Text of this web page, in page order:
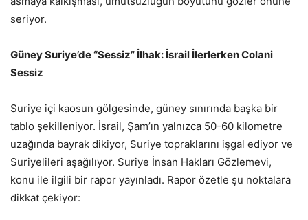
seriyor.
Güney Suriye’de “Sessiz” İlhak: İsrail İlerlerken Colani
Sessiz
Suriye içi kaosun gölgesinde, güney sınırında başka bir
tablo şekilleniyor. İsrail, Şam’ın yalnızca 50-60 kilometre
uzağında bayrak dikiyor, Suriye topraklarını işgal ediyor ve
Suriyelileri aşağılıyor. Suriye İnsan Hakları Gözlemevi,
konu ile ilgili bir rapor yayınladı. Rapor özetle şu noktalara
dikkat çekiyor: